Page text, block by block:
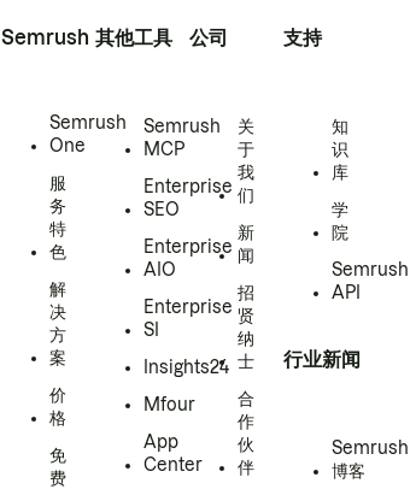
Semrush
Semrush
One
服
务
特
色
解
决
方
案
价
格
免
费
其他工具
Semrush
MCP
Enterprise
SEO
Enterprise
AIO
Enterprise
SI
Insights24
Mfour
App
Center
公司
关
于
我
们
新
闻
招
贤
纳
士
合
作
伙
伴
支持
知
识
库
学
院
Semrush
API
行业新闻
Semrush
博客